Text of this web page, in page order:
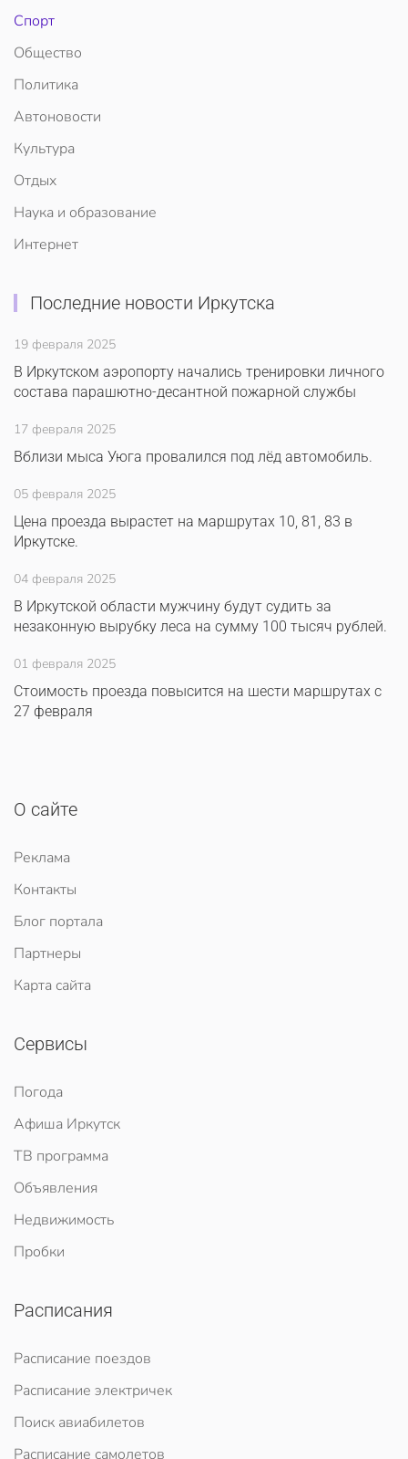
Спорт
Общество
Политика
Автоновости
Культура
Отдых
Наука и образование
Интернет
Последние новости Иркутска
19 февраля 2025
В Иркутском аэропорту начались тренировки личного
состава парашютно-десантной пожарной службы
17 февраля 2025
Вблизи мыса Уюга провалился под лёд автомобиль.
05 февраля 2025
Цена проезда вырастет на маршрутах 10, 81, 83 в
Иркутске.
04 февраля 2025
В Иркутской области мужчину будут судить за
незаконную вырубку леса на сумму 100 тысяч рублей.
01 февраля 2025
Стоимость проезда повысится на шести маршрутах с
27 февраля
О сайте
Реклама
Контакты
Блог портала
Партнеры
Карта сайта
Сервисы
Погода
Афиша Иркутск
ТВ программа
Объявления
Недвижимость
Пробки
Расписания
Расписание поездов
Расписание электричек
Поиск авиабилетов
Расписание самолетов